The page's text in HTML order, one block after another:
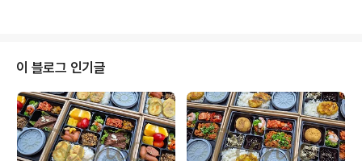
이 블로그 인기글